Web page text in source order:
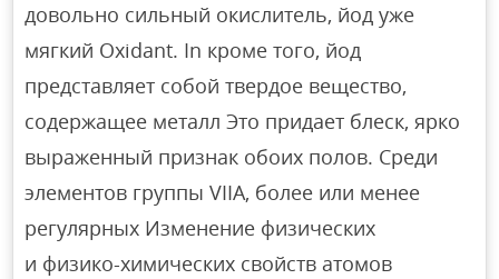
довольно сильный окислитель, йод уже
мягкий Oxidant. In кроме того, йод
представляет собой твердое вещество,
содержащее металл Это придает блеск, ярко
выраженный признак обоих полов. Среди
элементов группы VIIA, более или менее
регулярных Изменение физических
и физико-химических свойств атомов